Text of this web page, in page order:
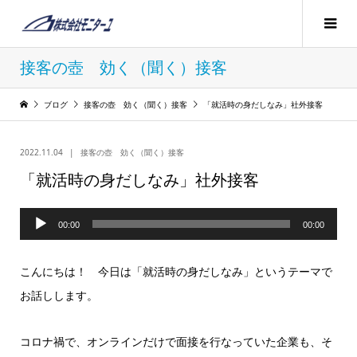
接客の壺 効く（聞く）接客
ブログ 接客の壺 効く（聞く）接客 「就活時の身だしなみ」社外接客
2022.11.04 接客の壺 効く（聞く）接客
「就活時の身だしなみ」社外接客
声
プ
レ
ヤ
00:00 00:00
こんにちは！ 今日は「就活時の身だしなみ」というテーマで
お話しします。
コロナ禍で、オンラインだけで面接を行なっていた企業も、そ